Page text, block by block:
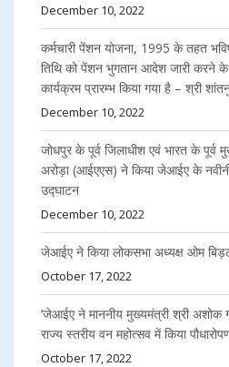
December 10, 2022
कर्मचारी पेंशन योजना, 1995 के तहत
तिथि को पेंशन भुगतान आदेश जारी करने के
कार्यक्रम प्रारम्भ किया गया है – श्री शांतनु
December 10, 2022
जोधपुर के पूर्व जिलाधीश एवं भारत के
अरोड़ा (आईएएस) ने किया जेआईए के
उद्घाटन
December 10, 2022
जेआईए ने किया लोकसभा अध्यक्ष ओम
October 17, 2022
‘जेआईए ने माननीय मुख्यमंत्री श्री अशोक
राज्य स्तरीय वन महोत्सव में किया
October 17, 2022